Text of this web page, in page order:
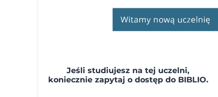
Jeśli studiujesz na tej uczelni,
koniecznie zapytaj o dostęp do BIBLIO.